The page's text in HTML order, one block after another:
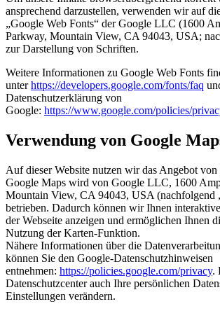
ansprechend darzustellen, verwenden wir auf
„Google Web Fonts“ der Google LLC (1600
Parkway, Mountain View, CA 94043, USA;
zur Darstellung von Schriften.
Weitere Informationen zu Google Web Fonts
unterhttps://developers.google.com/fonts/faq
Datenschutzerklärung von
Google: https://www.google.com/policies/
Verwendung von Google
Auf dieser Website nutzen wir das Angebot
Google Maps wird von Google LLC, 1600
Mountain View, CA 94043, USA (nachfolgend
betrieben. Dadurch können wir Ihnen
der Webseite anzeigen und ermöglichen Ihnen
Nutzung der Karten-Funktion.
Nähere Informationen über die
können Sie den Google-Datenschutzhinweisen
entnehmen: https://policies.google.com/privacy.
Datenschutzcenter auch Ihre persönlichen
Einstellungen verändern.